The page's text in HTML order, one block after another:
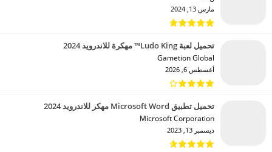
مارس 13, 2024
تحميل لعبة Ludo King™ مهكرة للاندرويد 2024
Gametion Global‏
أغسطس 6, 2026
تحميل تطبيق Microsoft Word مهكر للاندرويد 2024
Microsoft Corporation‏
ديسمبر 13, 2023